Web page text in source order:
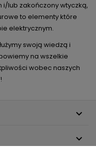
i/lub zakończony wtyczką,
to elementy które
elektrycznym.
swoją wiedzą i
na wszelkie
wobec naszych

